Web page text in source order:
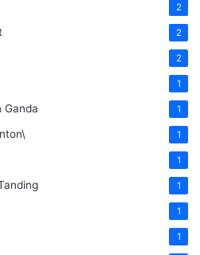
2
2
2
1
Ganda 1
1
1
1
1
1